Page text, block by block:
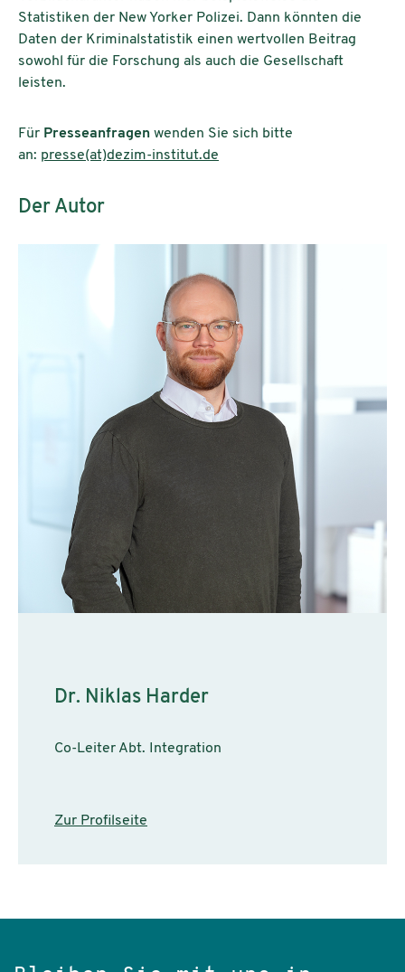
Statistiken der New Yorker Polizei. Dann könnten die
Daten der Kriminalstatistik einen wertvollen Beitrag
sowohl für die Forschung als auch die Gesellschaft
leisten.
Für Presseanfragen wenden Sie sich bitte
an: presse(at)dezim-institut.de
Der Autor
Dr. Niklas Harder
Co-Leiter Abt. Integration
Zur Profilseite